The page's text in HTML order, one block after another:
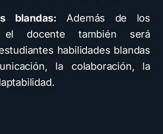
blandas: Además de los
el docente también será
habilidades blandas
la colaboración, la